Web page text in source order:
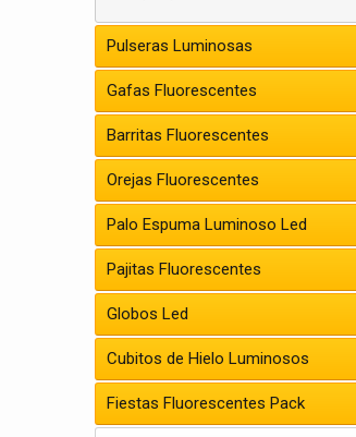
Pulseras Luminosas
Gafas Fluorescentes
Barritas Fluorescentes
Orejas Fluorescentes
Palo Espuma Luminoso Led
Pajitas Fluorescentes
Globos Led
Cubitos de Hielo Luminosos
Fiestas Fluorescentes Pack